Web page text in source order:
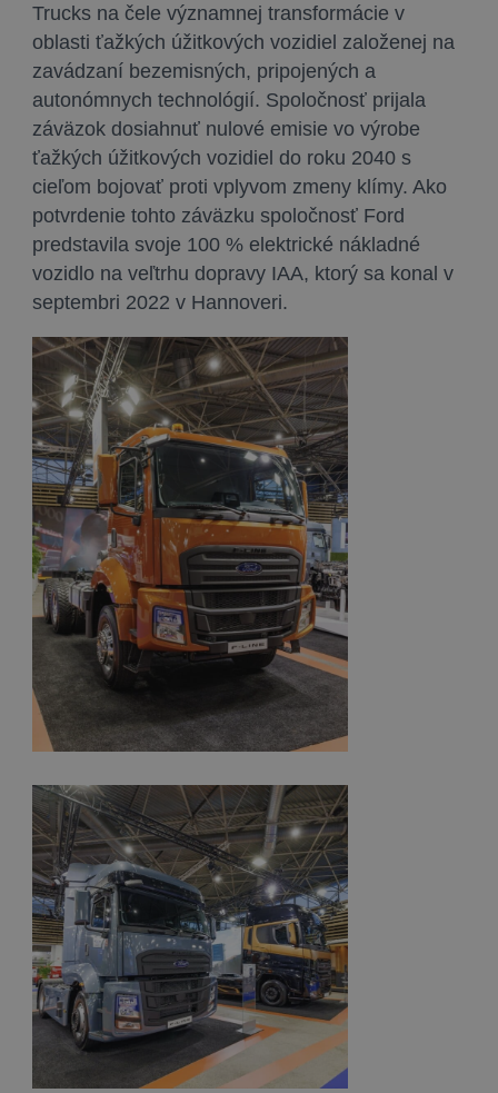
Trucks na čele významnej transformácie v
oblasti ťažkých úžitkových vozidiel založenej na
zavádzaní bezemisných, pripojených a
autonómnych technológií. Spoločnosť prijala
záväzok dosiahnuť nulové emisie vo výrobe
ťažkých úžitkových vozidiel do roku 2040 s
cieľom bojovať proti vplyvom zmeny klímy. Ako
potvrdenie tohto záväzku spoločnosť Ford
predstavila svoje 100 % elektrické nákladné
vozidlo na veľtrhu dopravy IAA, ktorý sa konal v
septembri 2022 v Hannoveri.